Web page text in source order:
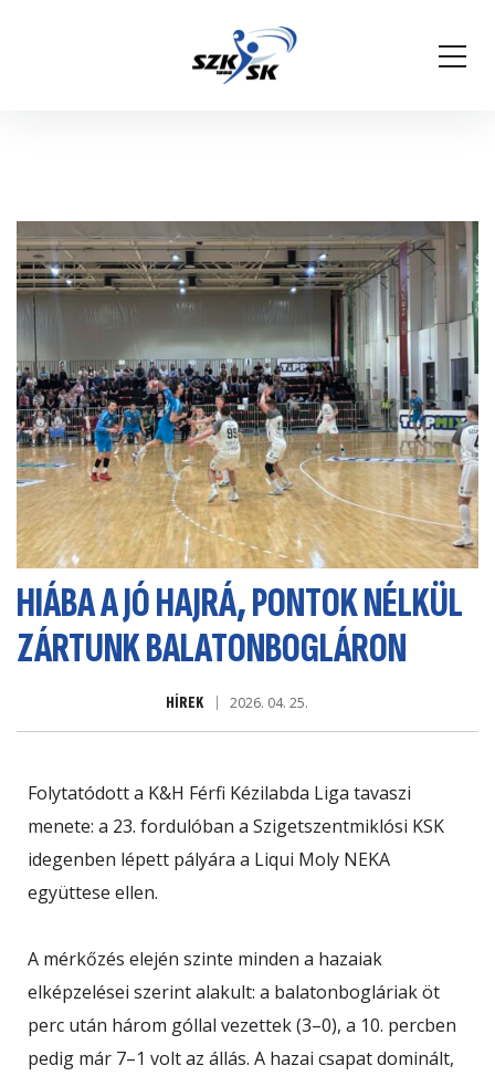
HIÁBA A JÓ HAJRÁ, PONTOK NÉLKÜL
ZÁRTUNK BALATONBOGLÁRON
HÍREK 2026. 04. 25.
Folytatódott a K&H Férfi Kézilabda Liga tavaszi
menete: a 23. fordulóban a Szigetszentmiklósi KSK
idegenben lépett pályára a Liqui Moly NEKA
együttese ellen.
A mérkőzés elején szinte minden a hazaiak
elképzelései szerint alakult: a balatonbogláriak öt
perc után három góllal vezettek (3–0), a 10. percben
pedig már 7–1 volt az állás. A hazai csapat dominált,